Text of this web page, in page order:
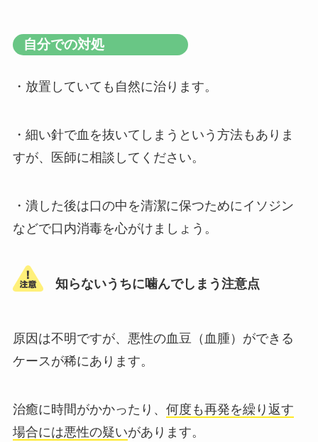
自分での対処
・放置していても自然に治ります。
・細い針で血を抜いてしまうという方法もありま
すが、医師に相談してください。
・潰した後は口の中を清潔に保つためにイソジン
などで口内消毒を心がけましょう。
知らないうちに噛んでしまう注意点
原因は不明ですが、悪性の血豆（血腫）ができる
ケースが稀にあります。
治癒に時間がかかったり、 何度も再発を繰り返す
場合には悪性の疑いがあります。